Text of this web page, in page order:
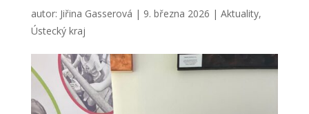
autor: Jiřina Gasserová | 9. března 2026 | Aktuality,
Ústecký kraj